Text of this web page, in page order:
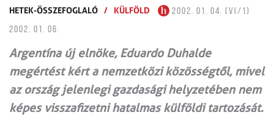
HETEK-ÖSSZEFOGLALÓ / KÜLFÖLD
2002. 01. 04. (VI/1)
2002. 01. 06.
Argentína új elnöke, Eduardo Duhalde
megértést kért a nemzetközi közösségtől, mivel
az ország jelenlegi gazdasági helyzetében nem
képes visszafizetni hatalmas külföldi tartozását.